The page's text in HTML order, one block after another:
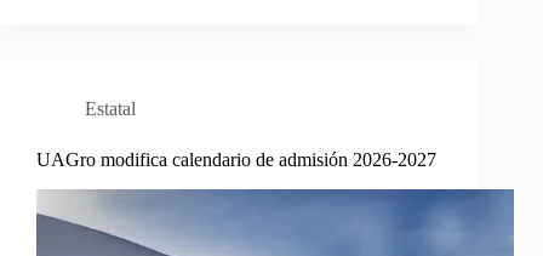
Estatal
UAGro modifica calendario de admisión 2026-2027